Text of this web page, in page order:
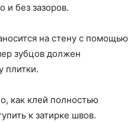
и без зазоров.
на стену с помощью
зубцов должен
плитки.
как клей полностью
к затирке швов.